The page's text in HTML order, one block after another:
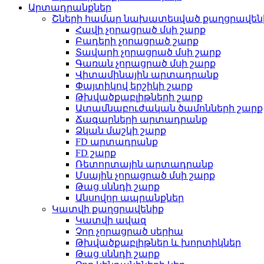
Արտադրանքներ
Շների համար նախատեսված
Հավի չորացրած մսի շարք
Բադերի չորացրած շարք
Տավարի չորացրած մսի շարք
Գառան չորացրած մսի շարք
Վիտամինային արտադրանք
Փայտիկով երշիկի շարք
Թխվածքաբլիթների շարք
Ատամնաբուժական ծամոնների շարք
Ճագարների արտադրանք
Ձկան մաշկի շարք
FD արտադրանք
FD շարք
Ռետորտային արտադրանք
Մսային չորացրած մսի շարք
Թաց սննդի շարք
Անսովոր ապրանքներ
Կատվի քաղցրավենիք
Կատվի ավազ
Չոր չորացրած սերիա
Թխվածքաբլիթներ և խորտիկներ
Թաց սննդի շարք